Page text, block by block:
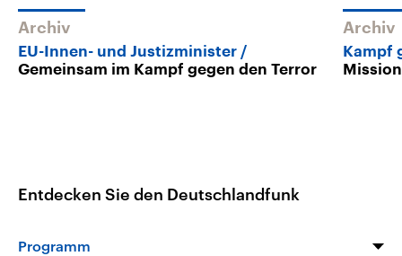
Archiv
EU-Innen- und Justizminister
Gemeinsam im Kampf gegen den Terror
Archiv
Kampf
Entdecken Sie den Deutschlandfunk
Programm